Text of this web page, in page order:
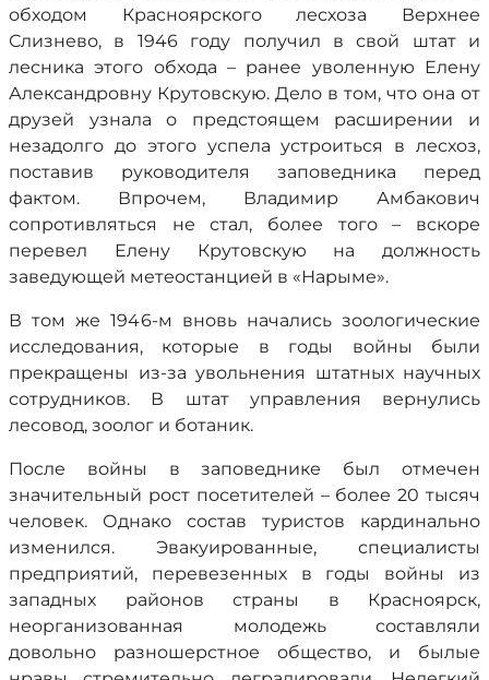
обходом Красноярского лесхоза Верхнее
Слизнево, в 1946 году получил в свой штат и
лесника этого обхода – ранее уволенную Елену
Александровну Крутовскую. Дело в том, что она от
друзей узнала о предстоящем расширении и
незадолго до этого успела устроиться в лесхоз,
поставив руководителя заповедника перед
фактом. Впрочем, Владимир Амбакович
сопротивляться не стал, более того – вскоре
перевел Елену Крутовскую на должность
заведующей метеостанцией в «Нарыме».
В том же 1946-м вновь начались зоологические
исследования, которые в годы войны были
прекращены из-за увольнения штатных научных
сотрудников. В штат управления вернулись
лесовод, зоолог и ботаник.
После войны в заповеднике был отмечен
значительный рост посетителей – более 20 тысяч
человек. Однако состав туристов кардинально
изменился. Эвакуированные, специалисты
предприятий, перевезенных в годы войны из
западных районов страны в Красноярск,
неорганизованная молодежь составляли
довольно разношерстное общество, и былые